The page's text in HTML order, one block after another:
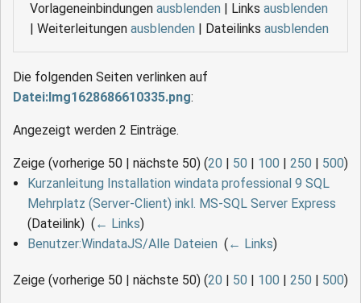
Vorlageneinbindungen ausblenden | Links ausblenden
| Weiterleitungen ausblenden | Dateilinks ausblenden
Die folgenden Seiten verlinken auf
Datei:Img1628686610335.png:
Angezeigt werden 2 Einträge.
Zeige (vorherige 50 | nächste 50) (20 50 100 250 500)
Kurzanleitung Installation windata professional 9 SQL
Mehrplatz (Server-Client) inkl. MS-SQL Server Express
(Dateilink) ‎ ( ← Links)
Benutzer:WindataJS/Alle Dateien ( ← Links)
Zeige (vorherige 50 | nächste 50) (20 50 100 250 500)